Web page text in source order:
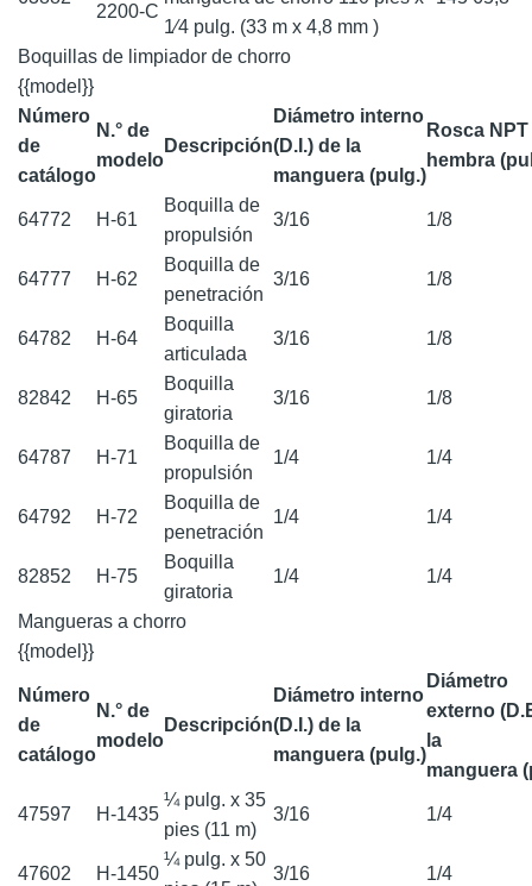
2200-C
1⁄4 pulg. (33 m x 4,8 mm )
Boquillas de limpiador de chorro
{{model}}
Número
de
catálogo
N.° de
modelo
Descripción
Diámetro interno
(D.I.) de la
manguera (pulg.)
Rosca NPT
hembra
64772 H-61
Boquilla de
propulsión
3/16 1/8
64777 H-62
Boquilla de
penetración
3/16 1/8
64782 H-64
Boquilla
articulada
3/16 1/8
82842 H-65
Boquilla
giratoria
3/16 1/8
64787 H-71
Boquilla de
propulsión
1/4 1/4
64792 H-72
Boquilla de
penetración
1/4 1/4
82852 H-75
Boquilla
giratoria
1/4 1/4
Mangueras a chorro
{{model}}
Número
de
catálogo
N.° de
modelo
Descripción
Diámetro interno
(D.I.) de la
manguera (pulg.)
Diámetro
externo
la
manguera
47597 H-1435
¼ pulg. x 35
pies (11 m)
3/16 1/4
47602 H-1450
¼ pulg. x 50
3/16 1/4